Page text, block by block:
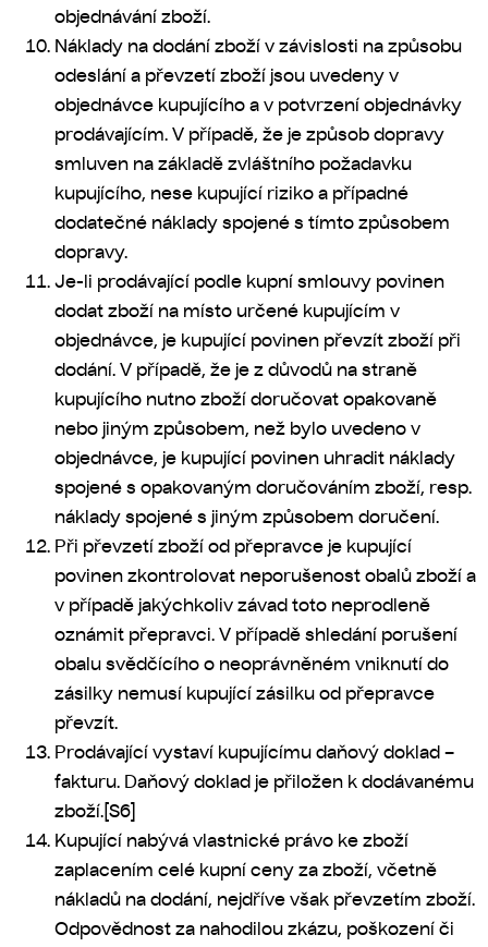
objednávání zboží.
Náklady na dodání zboží v závislosti na způsobu
odeslání a převzetí zboží jsou uvedeny v
objednávce kupujícího a v potvrzení objednávky
prodávajícím. V případě, že je způsob dopravy
smluven na základě zvláštního požadavku
kupujícího, nese kupující riziko a případné
dodatečné náklady spojené s tímto způsobem
dopravy.
Je-li prodávající podle kupní smlouvy povinen
dodat zboží na místo určené kupujícím v
objednávce, je kupující povinen převzít zboží při
dodání. V případě, že je z důvodů na straně
kupujícího nutno zboží doručovat opakovaně
nebo jiným způsobem, než bylo uvedeno v
objednávce, je kupující povinen uhradit náklady
spojené s opakovaným doručováním zboží, resp.
náklady spojené s jiným způsobem doručení.
Při převzetí zboží od přepravce je kupující
povinen zkontrolovat neporušenost obalů zboží a
v případě jakýchkoliv závad toto neprodleně
oznámit přepravci. V případě shledání porušení
obalu svědčícího o neoprávněném vniknutí do
zásilky nemusí kupující zásilku od přepravce
převzít.
Prodávající vystaví kupujícímu daňový doklad –
fakturu. Daňový doklad je přiložen k dodávanému
zboží.[S6]
Kupující nabývá vlastnické právo ke zboží
zaplacením celé kupní ceny za zboží, včetně
nákladů na dodání, nejdříve však převzetím zboží.
Odpovědnost za nahodilou zkázu, poškození či